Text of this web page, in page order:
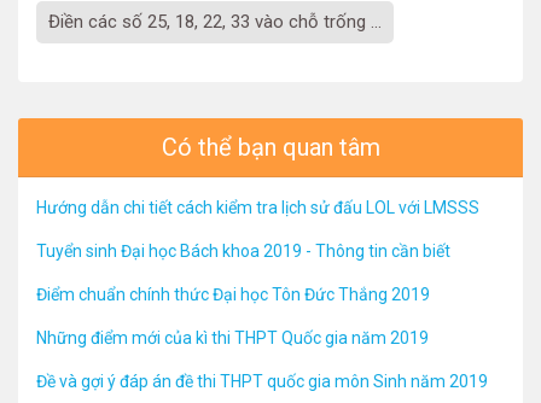
Điền các số 25, 18, 22, 33 vào chỗ trống ...
Có thể bạn quan tâm
Hướng dẫn chi tiết cách kiểm tra lịch sử đấu LOL với LMSSS
Tuyển sinh Đại học Bách khoa 2019 - Thông tin cần biết
Điểm chuẩn chính thức Đại học Tôn Đức Thắng 2019
Những điểm mới của kì thi THPT Quốc gia năm 2019
Đề và gợi ý đáp án đề thi THPT quốc gia môn Sinh năm 2019